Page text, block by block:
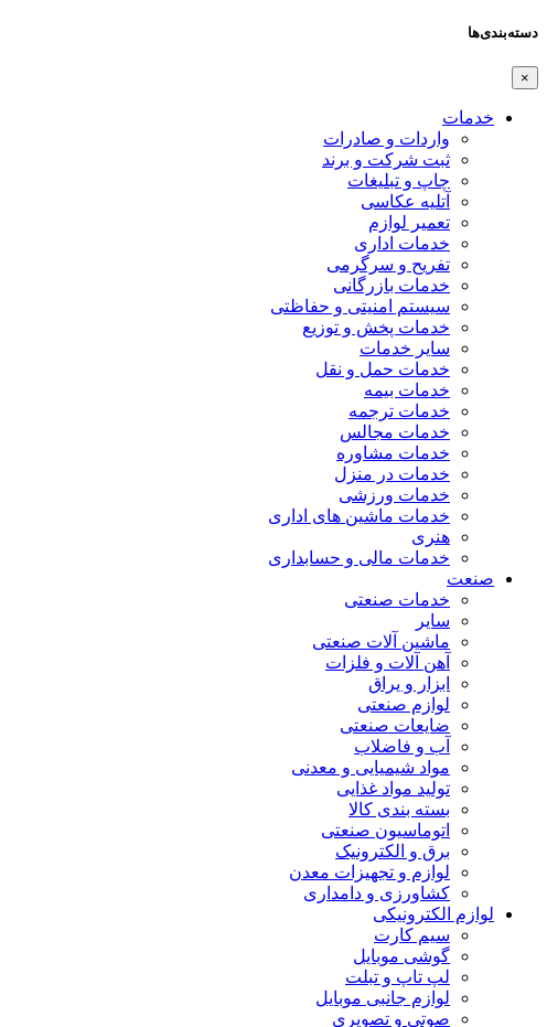
دسته‌بندی‌ها
×
خدمات
واردات و صادرات
ثبت شرکت و برند
چاپ و تبلیغات
آتلیه عکاسی
تعمیر لوازم
خدمات اداری
تفریح و سرگرمی
خدمات بازرگانی
سیستم امنیتی و حفاظتی
خدمات پخش و توزیع
سایر خدمات
خدمات حمل و نقل
خدمات بیمه
خدمات ترجمه
خدمات مجالس
خدمات مشاوره
خدمات در منزل
خدمات ورزشی
خدمات ماشین های اداری
هنری
خدمات مالی و حسابداری
صنعت
خدمات صنعتی
سایر
ماشین آلات صنعتی
آهن آلات و فلزات
ابزار و یراق
لوازم صنعتی
ضایعات صنعتی
آب و فاضلاب
مواد شیمیایی و معدنی
تولید مواد غذایی
بسته بندی کالا
اتوماسیون صنعتی
برق و الکترونیک
لوازم و تجهیزات معدن
کشاورزی و دامداری
لوازم الکترونیکی
سیم کارت
گوشی موبایل
لپ تاپ و تبلت
لوازم جانبی موبایل
صوتی و تصویری